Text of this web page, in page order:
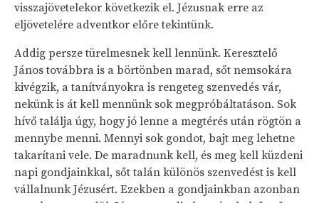
visszajövetelekor következik el. Jézusnak erre az
eljövetelére adventkor előre tekintünk.
Addig persze türelmesnek kell lennünk. Keresztelő
János továbbra is a börtönben marad, sőt nemsokára
kivégzik, a tanítványokra is rengeteg szenvedés vár,
nekünk is át kell mennünk sok megpróbáltatáson. Sok
hívő találja úgy, hogy jó lenne a megtérés után rögtön a
mennybe menni. Mennyi sok gondot, bajt meg lehetne
takarítani vele. De maradnunk kell, és meg kell küzdeni
napi gondjainkkal, sőt talán különös szenvedést is kell
vállalnunk Jézusért. Ezekben a gondjainkban azonban